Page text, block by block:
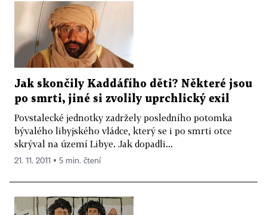
Jak skončily Kaddáfího děti? Některé jsou
po smrti, jiné si zvolily uprchlický exil
Povstalecké jednotky zadržely posledního potomka
bývalého libyjského vládce, který se i po smrti otce
skrýval na území Libye. Jak dopadli...
21. 11. 2011 ▪ 5 min. čtení